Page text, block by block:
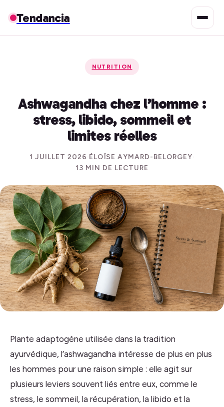
Tendancia
NUTRITION
Ashwagandha chez l’homme :
stress, libido, sommeil et
limites réelles
1 JUILLET 2026·ÉLOÏSE AYMARD-BELORGEY·
13 MIN DE LECTURE
Plante adaptogène utilisée dans la tradition
ayurvédique, l’ashwagandha intéresse de plus en plus
les hommes pour une raison simple : elle agit sur
plusieurs leviers souvent liés entre eux, comme le
stress, le sommeil, la récupération, la libido et la